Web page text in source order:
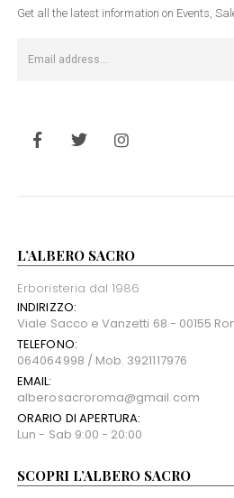
Get all the latest information on Events,
L’ALBERO SACRO
Erboristeria dal 1986
INDIRIZZO:
Viale Sacco e Vanzetti 68 - 00155
TELEFONO:
064064998 / Mob. 3921117976
EMAIL:
alberosacroroma@gmail.com
ORARIO DI APERTURA:
Lun - Sab 9:00 - 20:00
SCOPRI L’ALBERO SACRO